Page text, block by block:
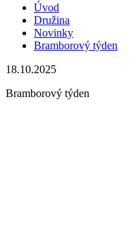
Úvod
Družina
Novinky
Bramborový týden
18.10.2025
Bramborový týden